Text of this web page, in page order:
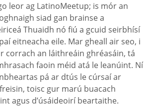
leor ag LatinoMeetup; is mór an
siad gan brainse a
Thuaidh nó fiú a gcuid seirbhísí
eitneacha eile. Mar gheall air seo, i
corrach an láithreáin ghréasáin, tá
faoin méid atá le leanúint. Ní
pá ar dtús le cúrsaí ar
toisc gur marú buacach
agus d’úsáideoirí beartaithe.